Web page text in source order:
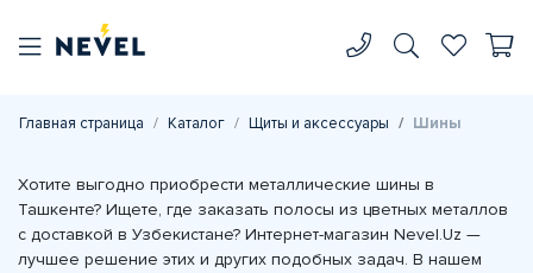
Главная страница Каталог Щиты и аксессуары Шины
Хотите выгодно приобрести металлические шины в
Ташкенте? Ищете, где заказать полосы из цветных металлов
с доставкой в Узбекистане? Интернет-магазин Nevel.Uz —
лучшее решение этих и других подобных задач. В нашем